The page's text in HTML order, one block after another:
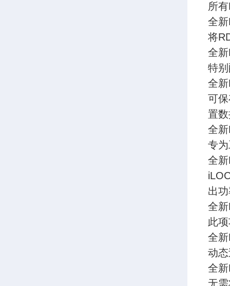
所
全
将
全
特
全
可
置
全
专
全
出
全
此
全
动
全
无